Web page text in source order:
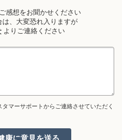
感想をお聞かせください
、大変恐れ入りますが
よりご連絡ください
マーサポートからご連絡させていただく